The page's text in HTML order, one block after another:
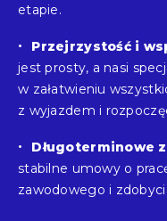
etapie.
Przejrzystość i
jest prosty, a nasi
w załatwieniu
z wyjazdem i
Długoterminowe
stabilne umowy o
zawodowego i